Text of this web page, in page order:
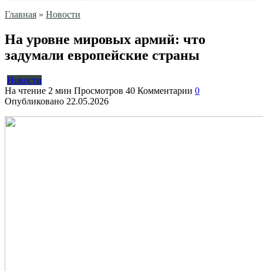
Главная » Новости
На уровне мировых армий: что
задумали европейские страны
Новости
На чтение 2 мин Просмотров 40 Комментарии 0
Опубликовано 22.05.2026